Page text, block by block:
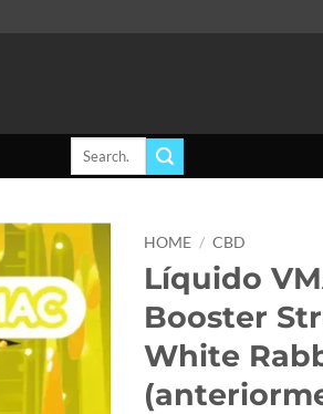
Search
Add to
wishlist
HOME / CBD
Líquido
Booster
White